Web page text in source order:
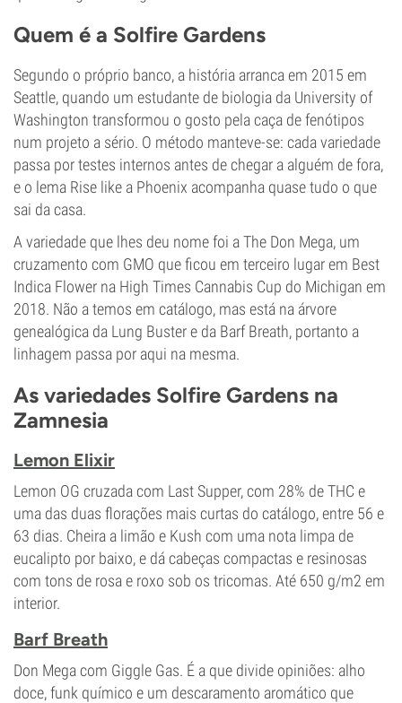
Quem é a Solfire Gardens
Segundo o próprio banco, a história arranca em 2015 em
Seattle, quando um estudante de biologia da University of
Washington transformou o gosto pela caça de fenótipos
num projeto a sério. O método manteve-se: cada variedade
passa por testes internos antes de chegar a alguém de fora,
e o lema Rise like a Phoenix acompanha quase tudo o que
sai da casa.
A variedade que lhes deu nome foi a The Don Mega, um
cruzamento com GMO que ficou em terceiro lugar em Best
Indica Flower na High Times Cannabis Cup do Michigan em
2018. Não a temos em catálogo, mas está na árvore
genealógica da Lung Buster e da Barf Breath, portanto a
linhagem passa por aqui na mesma.
As variedades Solfire Gardens na
Zamnesia
Lemon Elixir
Lemon OG cruzada com Last Supper, com 28% de THC e
uma das duas florações mais curtas do catálogo, entre 56 e
63 dias. Cheira a limão e Kush com uma nota limpa de
eucalipto por baixo, e dá cabeças compactas e resinosas
com tons de rosa e roxo sob os tricomas. Até 650 g/m2 em
interior.
Barf Breath
Don Mega com Giggle Gas. É a que divide opiniões: alho
doce, funk químico e um descaramento aromático que